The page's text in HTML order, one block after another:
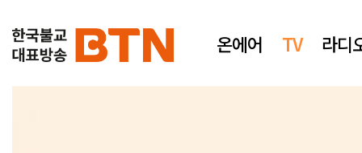
온에어 TV 라디